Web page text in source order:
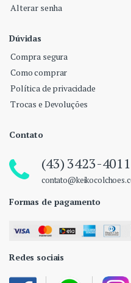
Alterar senha
Dúvidas
Compra segura
Como comprar
Política de privacidade
Trocas e Devoluções
Contato
(43) 3423-4011
Formas de pagamento
Redes sociais